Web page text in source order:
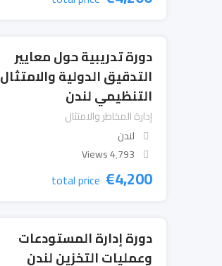
دورة تدريبية حول معايير
التدقيق الدولية والامتثال
التنظيمي لندن
إدارة المخاطر والامتثال
لندن
4٬793 Views
€4,200
total price
دورة إدارة المستودعات
وعمليات التخزين لندن